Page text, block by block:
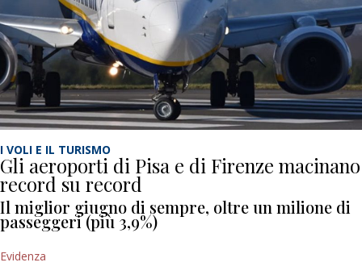
I VOLI E IL TURISMO
Gli aeroporti di Pisa e di Firenze macinano
record su record
Il miglior giugno di sempre, oltre un milione di
passeggeri (più 3,9%)
Evidenza